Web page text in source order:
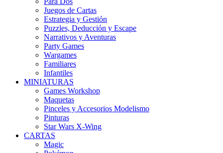
Juegos de Cartas
Estrategia y Gestión
Puzzles, Deducción y Escape
Narrativos y Aventuras
Party Games
Wargames
Familiares
Infantiles
MINIATURAS
Games Workshop
Maquetas
Pinceles y Accesorios Modelismo
Pinturas
Star Wars X-Wing
CARTAS
Magic